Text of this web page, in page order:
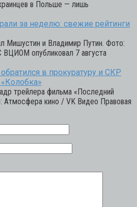
в Польше — лишь
за неделю: свежие рейтинги
Мишустин и Владимир Путин. Фото:
ВЦИОМ опубликовал 7 августа
в прокуратуру и СКР
трейлера фильма «Последний
Атмосфера кино / VK Видео Правовая